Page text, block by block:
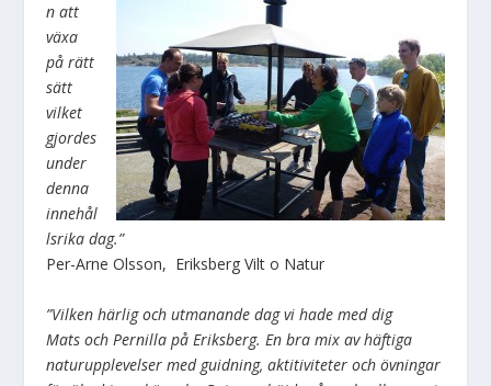
n att
växa
på rätt
sätt
vilket
gjordes
under
denna
innehål
lsrika dag.”
Per-Arne Olsson, Eriksberg Vilt o Natur
”Vilken härlig och utmanande dag vi hade med dig
Mats och Pernilla på Eriksberg. En bra mix av häftiga
naturupplevelser med guidning, aktitiviteter och övningar